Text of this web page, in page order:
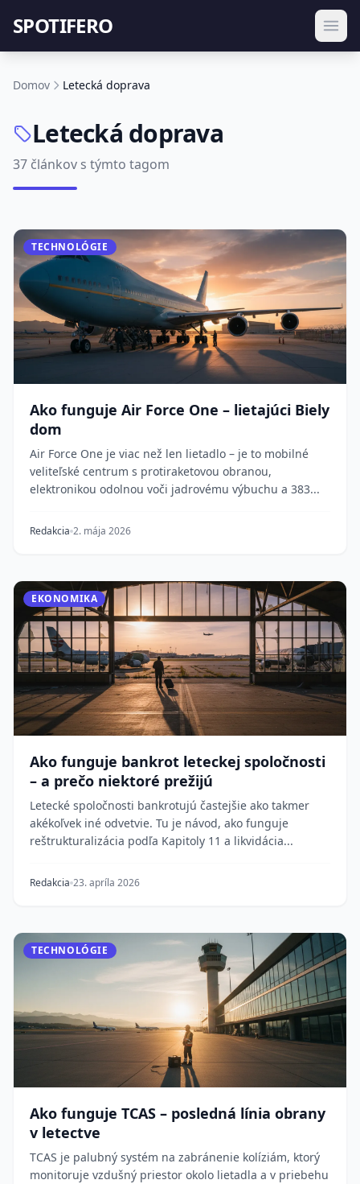
SPOTIFERO
Domov Letecká doprava
Letecká doprava
37 článkov s týmto tagom
TECHNOLÓGIE
Ako funguje Air Force One – lietajúci Biely
dom
Air Force One je viac než len lietadlo – je to mobilné
veliteľské centrum s protiraketovou obranou,
elektronikou odolnou voči jadrovému výbuchu a 383...
Redakcia 2. mája 2026
EKONOMIKA
Ako funguje bankrot leteckej spoločnosti
– a prečo niektoré prežijú
Letecké spoločnosti bankrotujú častejšie ako takmer
akékoľvek iné odvetvie. Tu je návod, ako funguje
reštrukturalizácia podľa Kapitoly 11 a likvidácia...
Redakcia 23. apríla 2026
TECHNOLÓGIE
Ako funguje TCAS – posledná línia obrany
v letectve
TCAS je palubný systém na zabránenie kolíziám, ktorý
monitoruje vzdušný priestor okolo lietadla a v priebehu